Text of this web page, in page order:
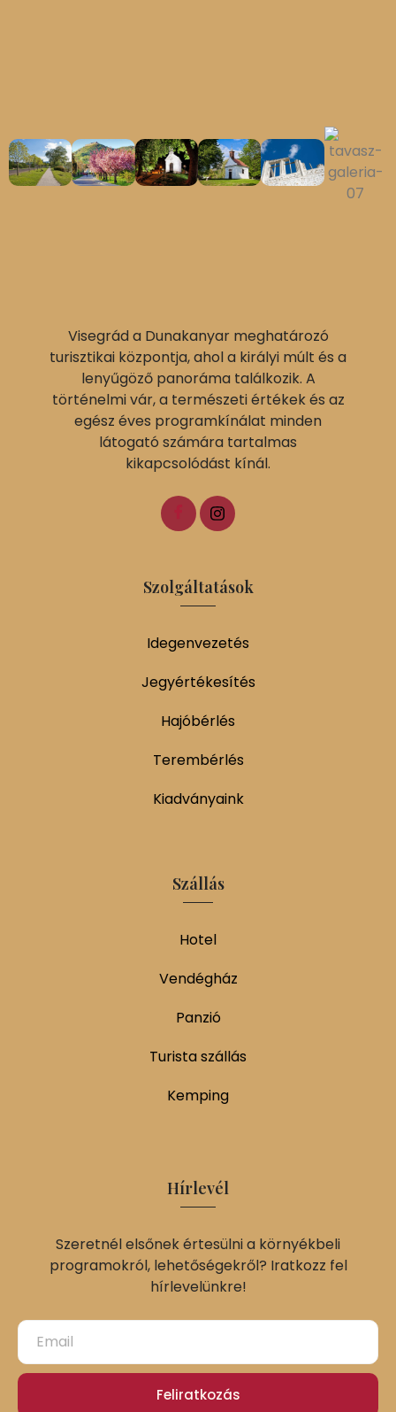
Visegrád a Dunakanyar meghatározó
turisztikai központja, ahol a királyi múlt és a
lenyűgöző panoráma találkozik. A
történelmi vár, a természeti értékek és az
egész éves programkínálat minden
látogató számára tartalmas
kikapcsolódást kínál.
Szolgáltatások
Idegenvezetés
Jegyértékesítés
Hajóbérlés
Terembérlés
Kiadványaink
Szállás
Hotel
Vendégház
Panzió
Turista szállás
Kemping
Hírlevél
Szeretnél elsőnek értesülni a környékbeli
programokról, lehetőségekről? Iratkozz fel
hírlevelünkre!
Feliratkozás